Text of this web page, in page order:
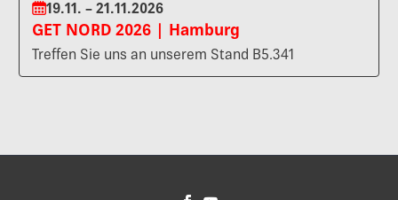
19.11. – 21.11.2026
GET NORD 2026 | Hamburg
Treffen Sie uns an unserem Stand B5.341